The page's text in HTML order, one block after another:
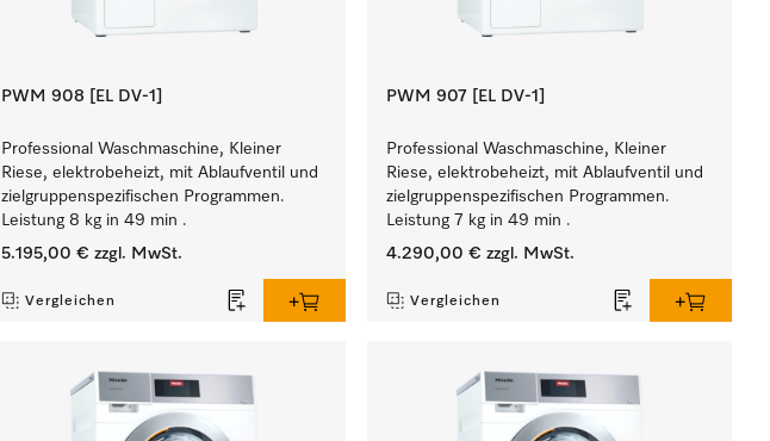
PWM 908 [EL DV-1]
Professional Waschmaschine, Kleiner
Riese, elektrobeheizt, mit Ablaufventil und
zielgruppenspezifischen Programmen.
Leistung 8 kg in 49 min .
5.195,00 € zzgl. MwSt.
Vergleichen
PWM 907 [EL DV-1]
Professional Waschmaschine, Kleiner
Riese, elektrobeheizt, mit Ablaufventil und
zielgruppenspezifischen Programmen.
Leistung 7 kg in 49 min .
4.290,00 € zzgl. MwSt.
Vergleichen